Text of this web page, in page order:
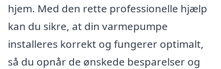
hjem. Med den rette professionelle hjælp
kan du sikre, at din varmepumpe
installeres korrekt og fungerer optimalt,
så du opnår de ønskede besparelser og